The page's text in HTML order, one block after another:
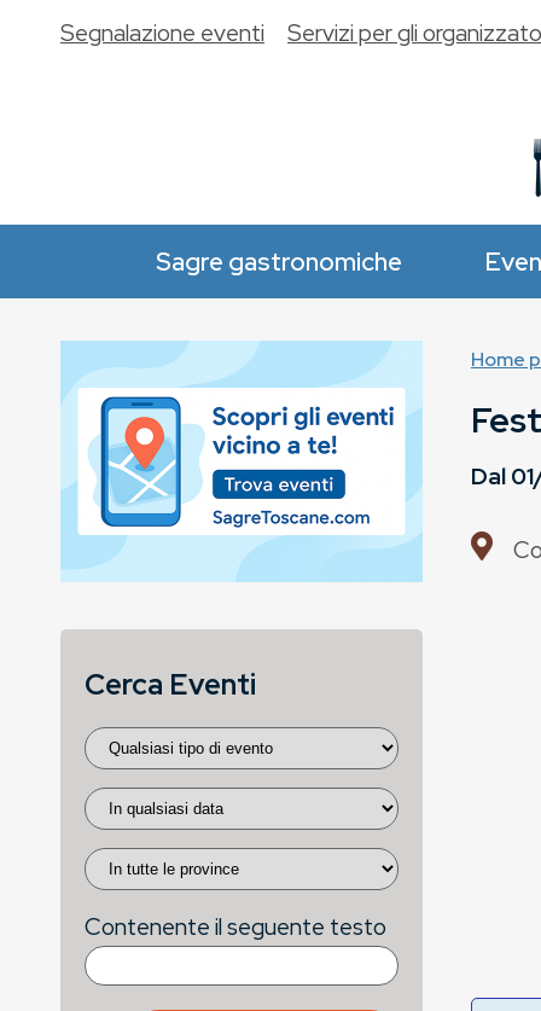
Sagre gastronomiche
Segnalazione eventi Servizi per gli
Home
Dal
Cerca Eventi
Contenente il seguente testo